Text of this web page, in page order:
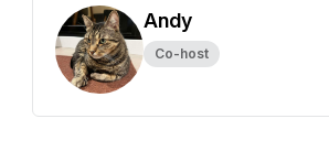
Andy
Co-host